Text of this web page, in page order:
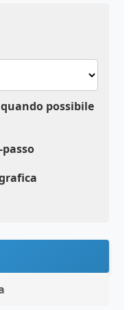
possibile